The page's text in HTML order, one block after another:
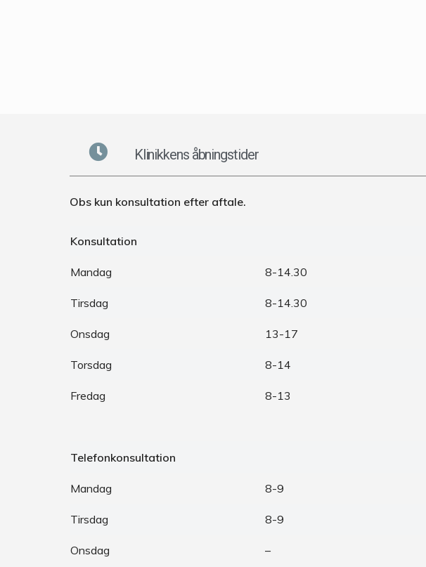
Klinikkens åbningstider
Obs kun konsultation efter aftale.
Konsultation
Mandag 8-14.30
Tirsdag 8-14.30
Onsdag 13-17
Torsdag 8-14
Fredag 8-13
Telefonkonsultation
Mandag 8-9
Tirsdag 8-9
Onsdag –